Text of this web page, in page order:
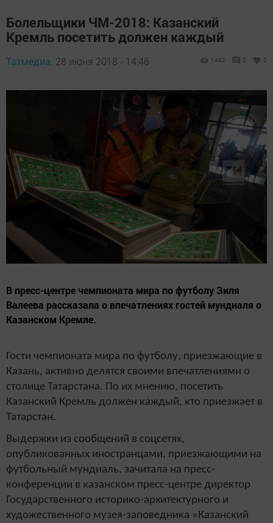
Болельщики ЧМ-2018: Казанский
Кремль посетить должен каждый
Татмедиа, 28 июня 2018 - 14:46 1482 0 0
В пресс-центре чемпионата мира по футболу Зиля
Валеева рассказала о впечатлениях гостей мундиаля о
Казанском Кремле.
Гости чемпионата мира по футболу, приезжающие в
Казань, активно делятся своими впечатлениями о
столице Татарстана. По их мнению, посетить
Казанский Кремль должен каждый, кто приезжает в
Татарстан.
Выдержки из сообщений в соцсетях,
опубликованных иностранцами, приезжающими на
футбольный мундиаль, зачитала на пресс-
конференции в казанском пресс-центре директор
Государственного историко-архитектурного и
художественного музея-заповедника «Казанский